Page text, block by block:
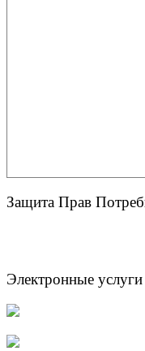
Защита Прав
Электронные услуги